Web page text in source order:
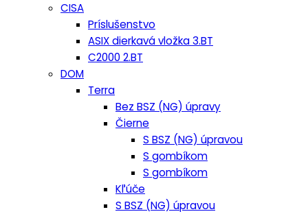
CISA
Príslušenstvo
ASIX dierkavá vložka 3.BT
C2000 2.BT
DOM
Terra
Bez BSZ (NG) úpravy
Čierne
S BSZ (NG) úpravou
S gombíkom
S gombíkom
Kľúče
S BSZ (NG) úpravou